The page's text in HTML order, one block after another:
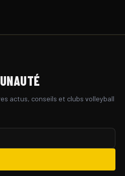
actus, conseils et clubs volleyball